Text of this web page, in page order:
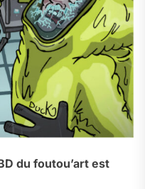
du foutou’art est